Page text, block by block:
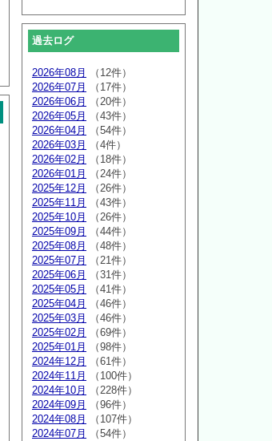
過去ログ
2026年08月
（12件）
2026年07月
（17件）
2026年06月
（20件）
2026年05月
（43件）
2026年04月
（54件）
2026年03月
（4件）
2026年02月
（18件）
2026年01月
（24件）
2025年12月
（26件）
2025年11月
（43件）
2025年10月
（26件）
2025年09月
（44件）
2025年08月
（48件）
2025年07月
（21件）
2025年06月
（31件）
2025年05月
（41件）
2025年04月
（46件）
2025年03月
（46件）
2025年02月
（69件）
2025年01月
（98件）
2024年12月
（61件）
2024年11月
（100件）
2024年10月
（228件）
2024年09月
（96件）
2024年08月
（107件）
2024年07月
（54件）